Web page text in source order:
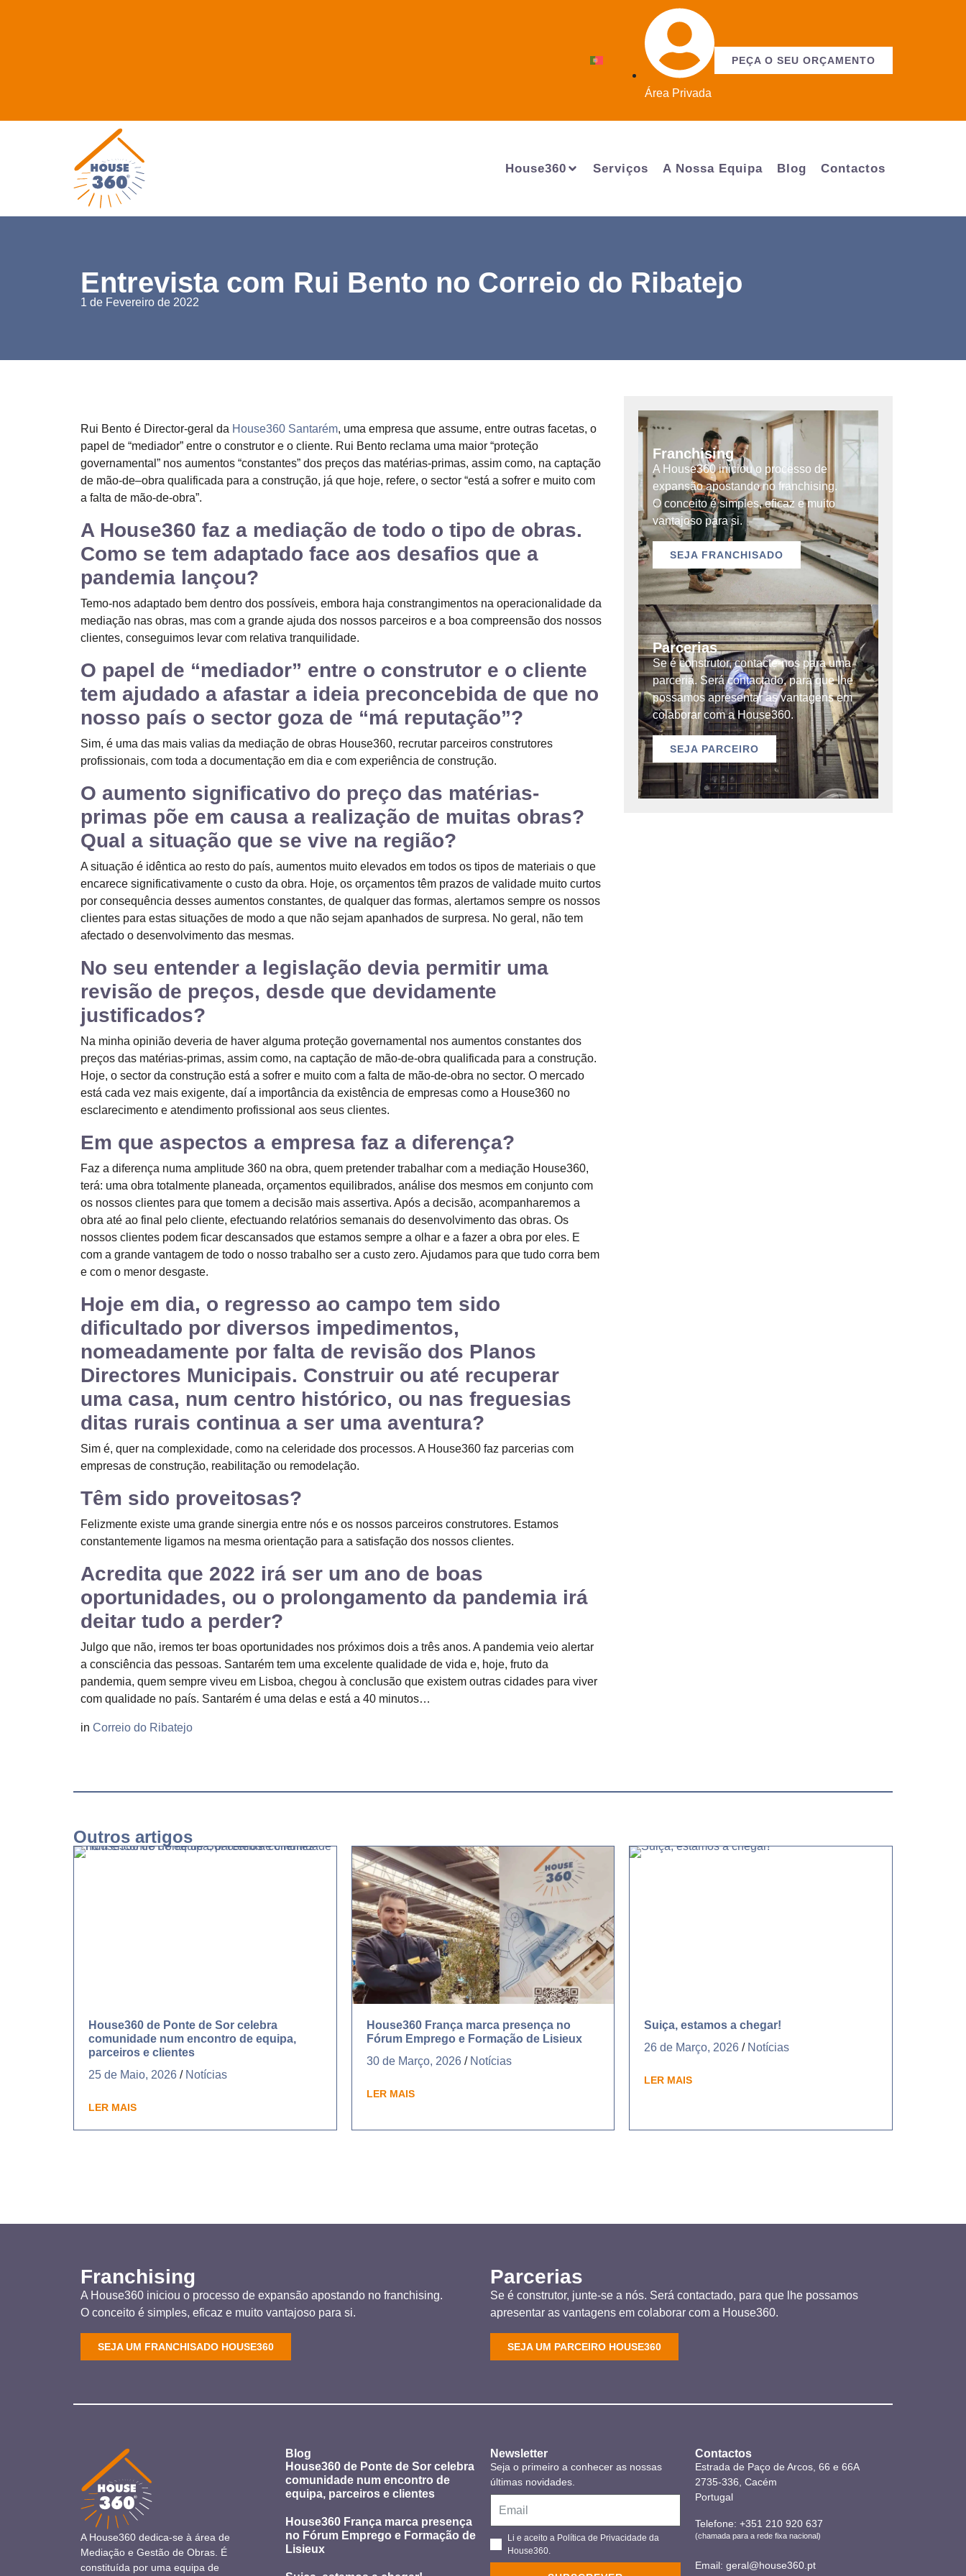
Área Privada
PEÇA O SEU ORÇAMENTO
House360 Serviços A Nossa Equipa Blog Contactos
Entrevista com Rui Bento no Correio do Ribatejo
1 de Fevereiro de 2022
Rui Bento é Director-geral da House360 Santarém, uma empresa que assume, entre outras facetas, o
papel de “mediador” entre o construtor e o cliente. Rui Bento reclama uma maior “proteção
governamental” nos aumentos “constantes” dos preços das matérias-primas, assim como, na captação
de mão-de–obra qualificada para a construção, já que hoje, refere, o sector “está a sofrer e muito com
a falta de mão-de-obra”.
A House360 faz a mediação de todo o tipo de obras.
Como se tem adaptado face aos desafios que a
pandemia lançou?
Temo-nos adaptado bem dentro dos possíveis, embora haja constrangimentos na operacionalidade da
mediação nas obras, mas com a grande ajuda dos nossos parceiros e a boa compreensão dos nossos
clientes, conseguimos levar com relativa tranquilidade.
O papel de “mediador” entre o construtor e o cliente
tem ajudado a afastar a ideia preconcebida de que no
nosso país o sector goza de “má reputação”?
Sim, é uma das mais valias da mediação de obras House360, recrutar parceiros construtores
profissionais, com toda a documentação em dia e com experiência de construção.
O aumento significativo do preço das matérias-
primas põe em causa a realização de muitas obras?
Qual a situação que se vive na região?
A situação é idêntica ao resto do país, aumentos muito elevados em todos os tipos de materiais o que
encarece significativamente o custo da obra. Hoje, os orçamentos têm prazos de validade muito curtos
por consequência desses aumentos constantes, de qualquer das formas, alertamos sempre os nossos
clientes para estas situações de modo a que não sejam apanhados de surpresa. No geral, não tem
afectado o desenvolvimento das mesmas.
No seu entender a legislação devia permitir uma
revisão de preços, desde que devidamente
justificados?
Na minha opinião deveria de haver alguma proteção governamental nos aumentos constantes dos
preços das matérias-primas, assim como, na captação de mão-de-obra qualificada para a construção.
Hoje, o sector da construção está a sofrer e muito com a falta de mão-de-obra no sector. O mercado
está cada vez mais exigente, daí a importância da existência de empresas como a House360 no
esclarecimento e atendimento profissional aos seus clientes.
Em que aspectos a empresa faz a diferença?
Faz a diferença numa amplitude 360 na obra, quem pretender trabalhar com a mediação House360,
terá: uma obra totalmente planeada, orçamentos equilibrados, análise dos mesmos em conjunto com
os nossos clientes para que tomem a decisão mais assertiva. Após a decisão, acompanharemos a
obra até ao final pelo cliente, efectuando relatórios semanais do desenvolvimento das obras. Os
nossos clientes podem ficar descansados que estamos sempre a olhar e a fazer a obra por eles. E
com a grande vantagem de todo o nosso trabalho ser a custo zero. Ajudamos para que tudo corra bem
e com o menor desgaste.
Hoje em dia, o regresso ao campo tem sido
dificultado por diversos impedimentos,
nomeadamente por falta de revisão dos Planos
Directores Municipais. Construir ou até recuperar
uma casa, num centro histórico, ou nas freguesias
ditas rurais continua a ser uma aventura?
Sim é, quer na complexidade, como na celeridade dos processos. A House360 faz parcerias com
empresas de construção, reabilitação ou remodelação.
Têm sido proveitosas?
Felizmente existe uma grande sinergia entre nós e os nossos parceiros construtores. Estamos
constantemente ligamos na mesma orientação para a satisfação dos nossos clientes.
Acredita que 2022 irá ser um ano de boas
oportunidades, ou o prolongamento da pandemia irá
deitar tudo a perder?
Julgo que não, iremos ter boas oportunidades nos próximos dois a três anos. A pandemia veio alertar
a consciência das pessoas. Santarém tem uma excelente qualidade de vida e, hoje, fruto da
pandemia, quem sempre viveu em Lisboa, chegou à conclusão que existem outras cidades para viver
com qualidade no país. Santarém é uma delas e está a 40 minutos…
in Correio do Ribatejo
Franchising
A House360 iniciou o processo de
expansão apostando no franchising.
O conceito é simples, eficaz e muito
vantajoso para si.
SEJA FRANCHISADO
Parcerias
Se é construtor, contacte-nos para uma
parceria. Será contactado, para que lhe
possamos apresentar as vantagens em
colaborar com a House360.
SEJA PARCEIRO
Outros artigos
House360 de Ponte de Sor celebra
comunidade num encontro de equipa,
parceiros e clientes
25 de Maio, 2026 / Notícias
LER MAIS
House360 França marca presença no
Fórum Emprego e Formação de Lisieux
30 de Março, 2026 / Notícias
LER MAIS
Suiça, estamos a chegar!
26 de Março, 2026 / Notícias
LER MAIS
Franchising
A House360 iniciou o processo de expansão apostando no franchising.
O conceito é simples, eficaz e muito vantajoso para si.
SEJA UM FRANCHISADO HOUSE360
Parcerias
Se é construtor, junte-se a nós. Será contactado, para que lhe possamos
apresentar as vantagens em colaborar com a House360.
SEJA UM PARCEIRO HOUSE360
A House360 dedica-se à área de
Mediação e Gestão de Obras. É
constituída por uma equipa de
Blog
House360 de Ponte de Sor celebra
comunidade num encontro de
equipa, parceiros e clientes
House360 França marca presença
no Fórum Emprego e Formação de
Lisieux
Newsletter
Seja o primeiro a conhecer as nossas
últimas novidades.
Li e aceito a Política de Privacidade da
House360.
Contactos
Estrada de Paço de Arcos, 66 e 66A
2735-336, Cacém
Portugal
Telefone: +351 210 920 637
(chamada para a rede fixa nacional)
Email: geral@house360.pt